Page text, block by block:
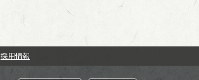
採用情報